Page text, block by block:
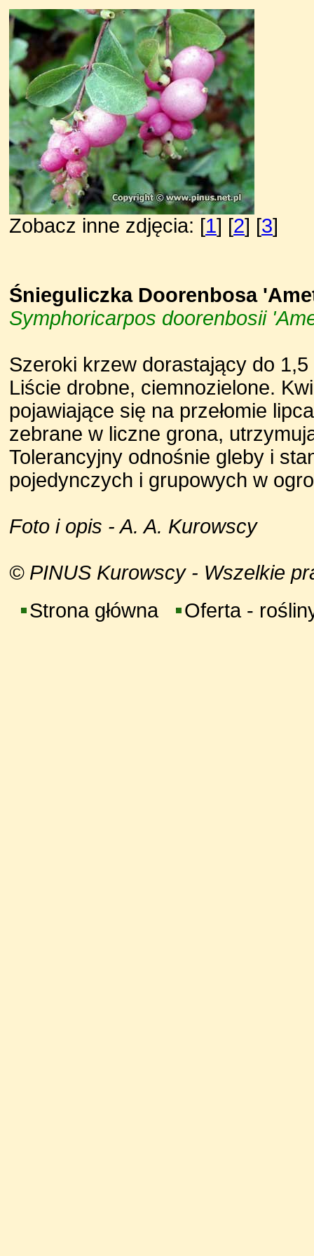
Zobacz inne zdjęcia: [1] [2] [3]
Śnieguliczka Doorenbosa
Symphoricarpos doorenbosii
Szeroki krzew dorastający do
Liście drobne, ciemnozielone.
pojawiające się na przełomie
zebrane w liczne grona,
Tolerancyjny odnośnie gleby i
pojedynczych i grupowych w
Foto i opis - A. A. Kurowscy
© PINUS Kurowscy - Wszelkie
Strona główna
Oferta -